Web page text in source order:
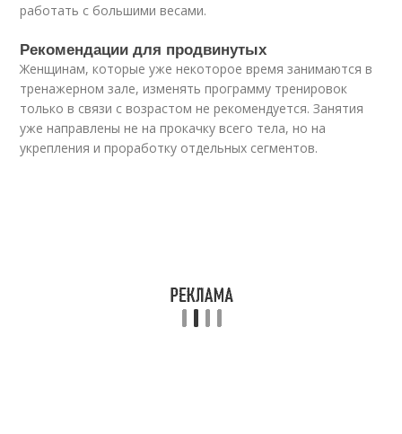
работать с большими весами.
Рекомендации для продвинутых
Женщинам, которые уже некоторое время занимаются в
тренажерном зале, изменять программу тренировок
только в связи с возрастом не рекомендуется. Занятия
уже направлены не на прокачку всего тела, но на
укрепления и проработку отдельных сегментов.